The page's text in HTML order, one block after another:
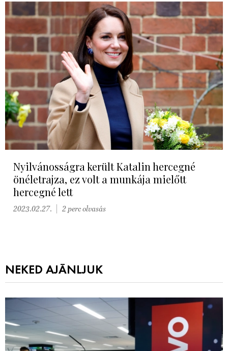
Nyilvánosságra került Katalin hercegné
önéletrajza, ez volt a munkája mielőtt
hercegné lett
2023.02.27. 2 perc olvasás
NEKED AJÁNLJUK